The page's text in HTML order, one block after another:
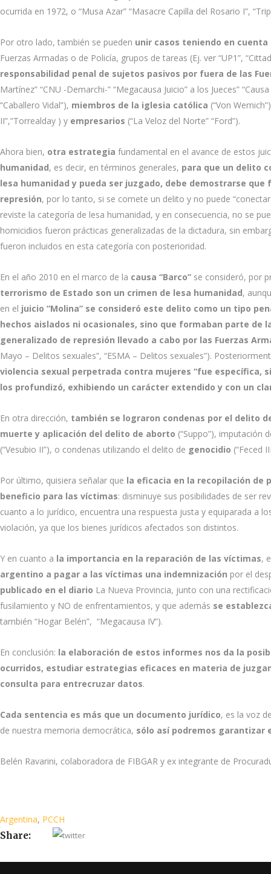
ocurrida en 1972, o “Musa Azar” “Masacre Capilla del Rosario I”,
Por otro lado, también se pueden unir casos teniendo en
Fuerzas Armadas o de Policía, grupos de tareas (Ej. ver “UP1”,
responsabilidad penal de sujetos pasivos por fuera de las
Martínez” “CNU -Demarchi-” “Megacausa Juicio” a los Jueces”
“Caballero Vidal”), miembros de la iglesia católica (“Von
II”,”Torrealday ) y empresarios (“La Veloz del Norte” “Ford”).
Ahora bien, otra estrategia fundamental en el avance de estos
humanidad, es decir, en términos generales, para que un delito
lesa humanidad y pueda ser juzgado, debe demostrarse
represión, por lo tanto, si se comete un delito y no puede
reviste la categoría de lesa humanidad, y en consecuencia, no se
homicidios fueron prácticas generalizadas de la dictadura, sin
fueron incluidos en esta categoría con posterioridad.
En el año 2010 en el marco de la causa “Barco” se consideró, por
terrorismo de Estado son un crimen de lesa humanidad,
en el juicio “Molina” se consideró este delito como un tipo
hechos aislados ni ocasionales, sino que formaban parte
generalizado de represión llevado a cabo por las Fuerzas
Mayo – Delitos sexuales”, “ESMA – Delitos sexuales”).
violencia sexual perpetrada contra mujeres “fue específica,
los profundizó, exhibiendo un carácter extendido y con un
En otra dirección, también se lograron condenas por el delito
muerte y aplicación del delito de aborto (“Suppo”), imputación
(“Vesubio II”), o condenas utilizando el delito de genocidio (“Feced
Por último, quisiera señalar que la eficacia en la recopilación de
beneficio para las víctimas: disminuye sus posibilidades de ser
cuanto a lo jurídico, encuentra una respuesta justa y equiparada a
violación, ya que los bienes jurídicos afectados son distintos.
Y en cuanto a la importancia en la reparación de las víctimas,
argentino a pagar a las víctimas una indemnización por el
publicado en el diario La Nueva Provincia, junto con una
fusilamiento y NO de enfrentamientos, y que además se
también “Hogar Belén”, “Megacausa IV”).
En conclusión: la elaboración de estos informes nos da la
ocurridos, estudiar estrategias eficaces en materia de
consulta para entrecruzar datos.
Cada sentencia es más que un documento jurídico, es la voz
de nuestra memoria democrática, sólo así podremos garantizar
Belén Ravarini, colaboradora de FIBGAR y ex integrante de
Argentina, PCCH
Share: